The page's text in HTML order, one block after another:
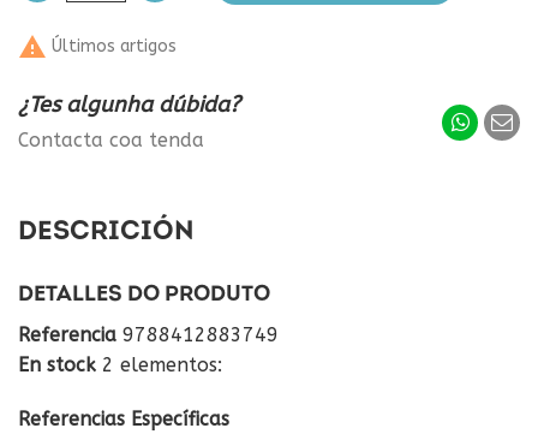
 Últimos artigos
¿Tes algunha dúbida?
Contacta coa tenda
DESCRICIÓN
DETALLES DO PRODUTO
Referencia 9788412883749
En stock 2 elementos:
Referencias Específicas